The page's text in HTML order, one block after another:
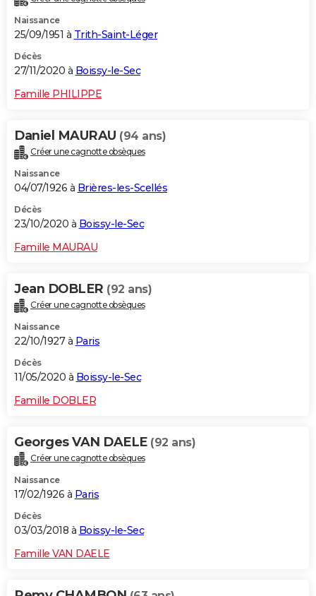
Naissance
25/09/1951 à Trith-Saint-Léger
Décès
27/11/2020 à Boissy-le-Sec
Famille PHILIPPE
Daniel MAURAU (94 ans)
Créer une cagnotte obsèques
Naissance
04/07/1926 à Brières-les-Scellés
Décès
23/10/2020 à Boissy-le-Sec
Famille MAURAU
Jean DOBLER (92 ans)
Créer une cagnotte obsèques
Naissance
22/10/1927 à Paris
Décès
11/05/2020 à Boissy-le-Sec
Famille DOBLER
Georges VAN DAELE (92 ans)
Créer une cagnotte obsèques
Naissance
17/02/1926 à Paris
Décès
03/03/2018 à Boissy-le-Sec
Famille VAN DAELE